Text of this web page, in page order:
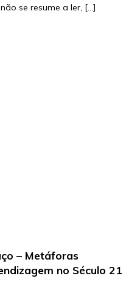
se resume a ler, […]
– Metáforas
no Século 21